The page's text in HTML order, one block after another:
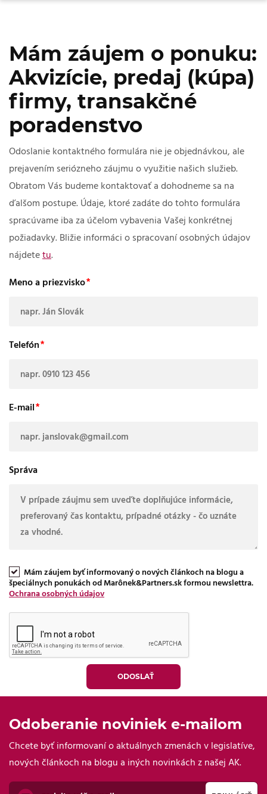
Mám záujem o ponuku:
Akvizície, predaj (kúpa)
firmy, transakčné
poradenstvo
Odoslanie kontaktného formulára nie je objednávkou, ale
prejavením seriózneho záujmu o využitie našich služieb.
Obratom Vás budeme kontaktovať a dohodneme sa na
ďalšom postupe. Údaje, ktoré zadáte do tohto formulára
spracúvame iba za účelom vybavenia Vašej konkrétnej
požiadavky. Bližie informáci o spracovaní osobných údajov
nájdete tu.
Meno a priezvisko
Telefón
E-mail
Správa
Mám záujem byť informovaný o nových článkoch na blogu a
špeciálnych ponukách od Marônek&Partners.sk formou newslettra.
Ochrana osobných údajov
Odoberanie noviniek e-mailom
Chcete byť informovaní o aktuálnych zmenách v legislatíve,
nových článkoch na blogu a iných novinkách z našej AK.